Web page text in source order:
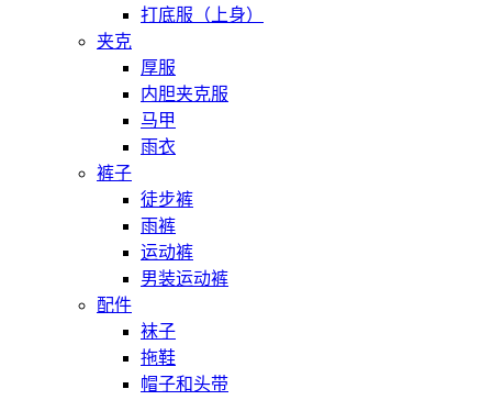
打底服（上身）
夹克
厚服
内胆夹克服
马甲
雨衣
裤子
徒步裤
雨裤
运动裤
男装运动裤
配件
袜子
拖鞋
帽子和头带